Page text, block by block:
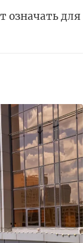
означать для